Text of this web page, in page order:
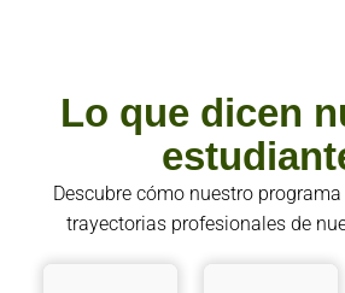
Lo que dicen
Descubre cómo nuestro
trayectorias profesionales de